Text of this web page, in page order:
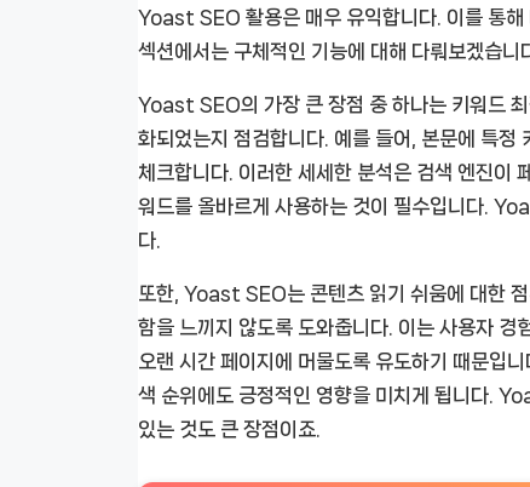
Yoast SEO 활용은 매우 유익합니다. 이를 통해
섹션에서는 구체적인 기능에 대해 다뤄보겠습니
Yoast SEO의 가장 큰 장점 중 하나는 키워드
화되었는지 점검합니다. 예를 들어, 본문에 특정
체크합니다. 이러한 세세한 분석은 검색 엔진이
워드를 올바르게 사용하는 것이 필수입니다.
다.
또한, Yoast SEO는 콘텐츠 읽기 쉬움에 대한
함을 느끼지 않도록 도와줍니다. 이는 사용자 경
오랜 시간 페이지에 머물도록 유도하기 때문입
색 순위에도 긍정적인 영향을 미치게 됩니다.
있는 것도 큰 장점이죠.